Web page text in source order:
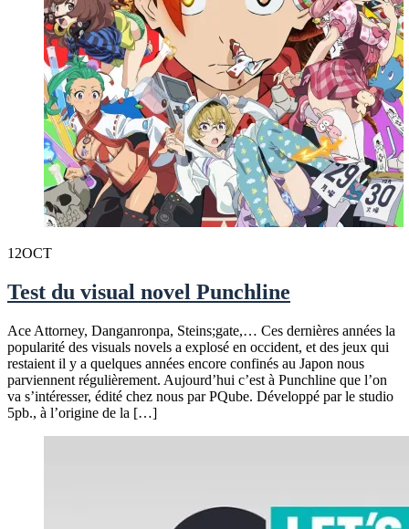
12OCT
Test du visual novel Punchline
Ace Attorney, Danganronpa, Steins;gate,… Ces dernières années la
popularité des visuals novels a explosé en occident, et des jeux qui
restaient il y a quelques années encore confinés au Japon nous
parviennent régulièrement. Aujourd’hui c’est à Punchline que l’on
va s’intéresser, édité chez nous par PQube. Développé par le studio
5pb., à l’origine de la […]